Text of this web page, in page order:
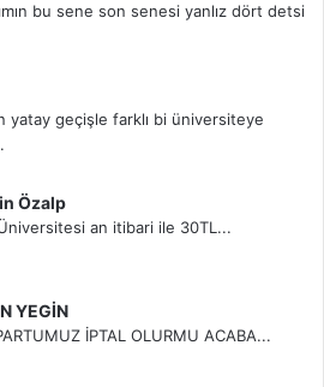
bu sene son senesi yanlız dört detsi
yatay geçişle farklı bi üniversiteye
Özalp
an itibari ile 30TL...
YEGİN
İPTAL OLURMU ACABA...